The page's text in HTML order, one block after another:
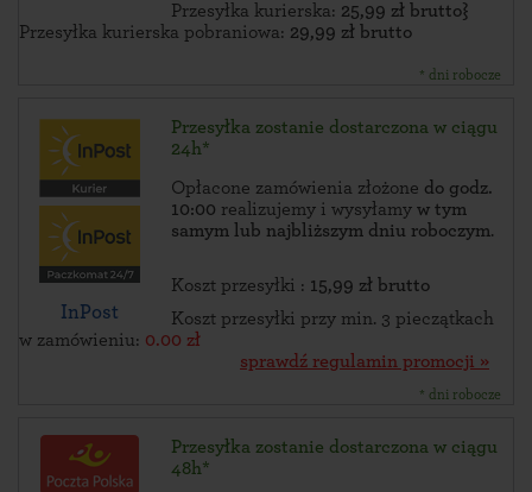
Przesyłka kurierska: 25,99 zł brutto}
Przesyłka kurierska pobraniowa: 29,99 zł brutto
* dni robocze
InPost
Przesyłka zostanie dostarczona w ciągu
24h*
Opłacone zamówienia złożone do godz.
10:00 realizujemy i wysyłamy w tym
samym lub najbliższym dniu roboczym.
Koszt przesyłki : 15,99 zł brutto
Koszt przesyłki przy min. 3 pieczątkach
w zamówieniu: 0.00 zł
sprawdź regulamin promocji »
* dni robocze
Przesyłka zostanie dostarczona w ciągu
48h*